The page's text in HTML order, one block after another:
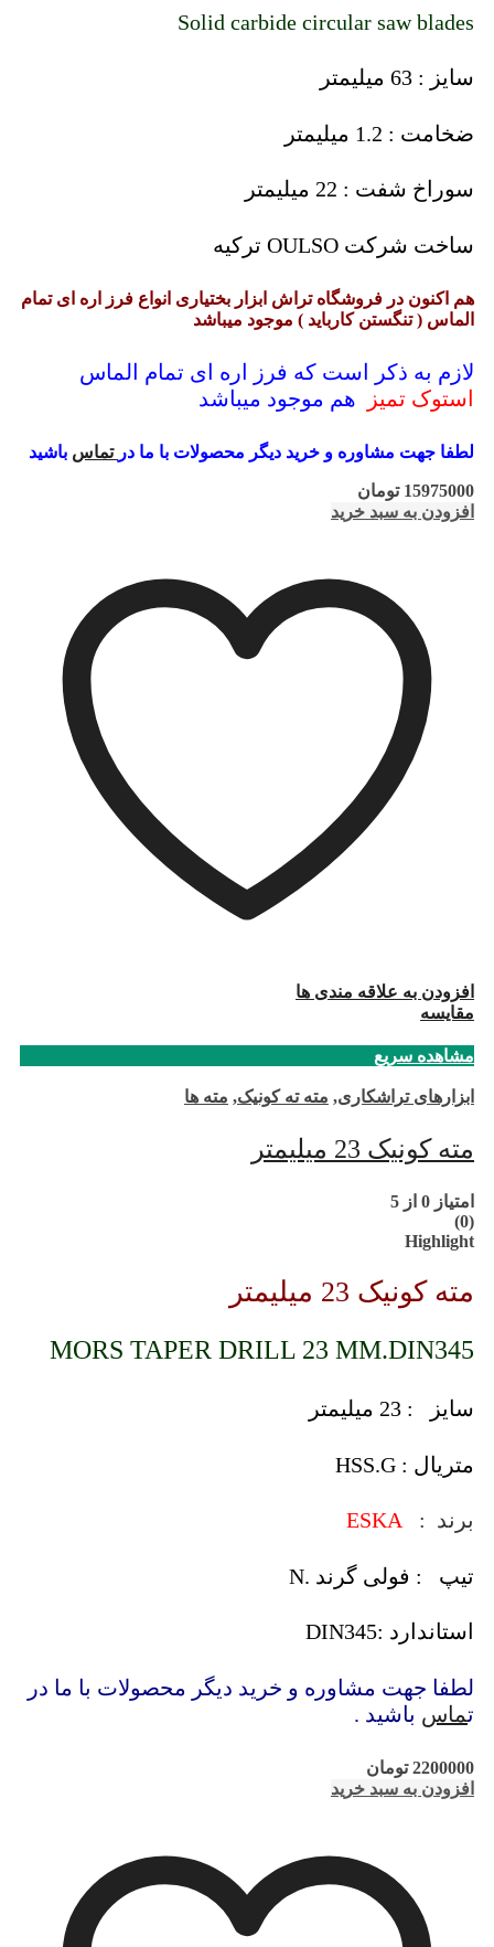
Solid carbide circular saw blades
سایز : 63 میلیمتر
ضخامت : 1.2 میلیمتر
سوراخ شفت : 22 میلیمتر
ساخت شرکت OULSO ترکیه
هم اکنون در فروشگاه تراش ابزار بختیاری انواع فرز اره ای تمام
الماس ( تنگستن کارباید ) موجود میباشد
لازم به ذکر است که فرز اره ای تمام الماس
استوک تمیز
هم موجود میباشد
لطفا جهت مشاوره و خرید دیگر محصولات با ما در تماس باشید
15975000 تومان
افزودن به سبد خرید
افزودن به علاقه مندی ها
مقایسه
مشاهده سریع
ابزارهای تراشکاری, مته ته کونیک, مته ها
مته کونیک 23 میلیمتر
امتیاز 0 از 5
(0)
Highlight
مته کونیک 23 میلیمتر
MORS TAPER DRILL 23 MM.DIN345
سایز : 23 میلیمتر
متریال : HSS.G
برند :
تیپ : فولی گرند .N
استاندارد :DIN345
لطفا جهت مشاوره و خرید دیگر محصولات با ما در
تماس باشید .
2200000 تومان
افزودن به سبد خرید